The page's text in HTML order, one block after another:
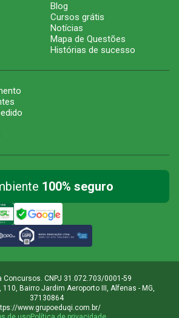
Blog
Cursos grátis
Notícias
Mapa de Questões
Histórias de sucesso
100% seguro
Concursos. CNPJ 31.072.703/0001-59
110, Bairro Jardim Aeroporto III, Alfenas - MG,
37130864
www.grupoeduqi.com.br/